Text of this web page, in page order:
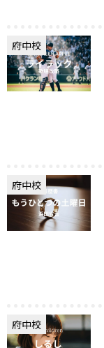
府中校
府中校
府中校